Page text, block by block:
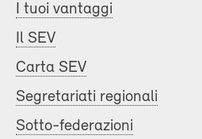
I tuoi vantaggi
Il SEV
Carta SEV
Segretariati regionali
Sotto-federazioni